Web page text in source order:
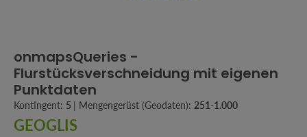
onmapsQueries -
Flurstücksverschneidung mit eigenen
Punktdaten
Kontingent: 5 | Mengengerüst (Geodaten): 251-1.000
GEOGLIS